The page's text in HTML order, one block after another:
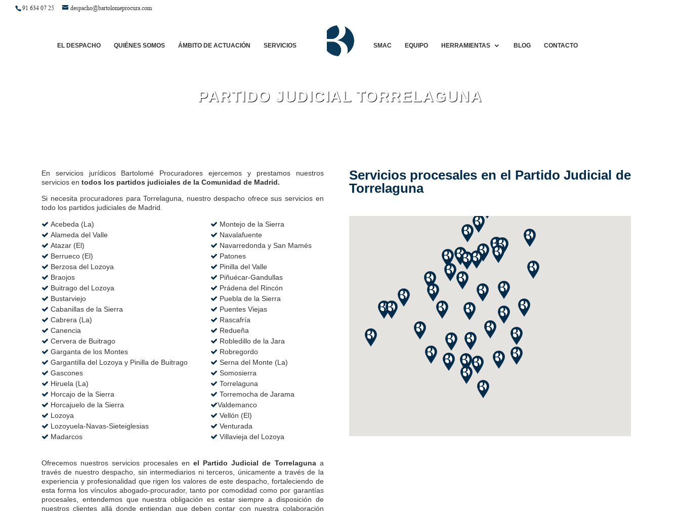
91 634 07 25 despacho@bartolomeprocura.com
EL DESPACHO QUIÉNES SOMOS ÁMBITO DE ACTUACIÓN SERVICIOS SMAC EQUIPO HERRAMIENTAS BLOG CONTACTO
PARTIDO JUDICIAL TORRELAGUNA
En servicios jurídicos Bartolomé Procuradores ejercemos y prestamos nuestros
servicios en todos los partidos judiciales de la Comunidad de Madrid.
Si necesita procuradores para Torrelaguna, nuestro despacho ofrece sus servicios en
todo los partidos judiciales de Madrid.
Acebeda (La)
Montejo de la Sierra
Alameda del Valle
Navalafuente
Atazar (El)
Navarredonda y San Mamés
Berrueco (El)
Patones
Berzosa del Lozoya
Pinilla del Valle
Braojos
Piñuécar-Gandullas
Buitrago del Lozoya
Prádena del Rincón
Bustarviejo
Puebla de la Sierra
Cabanillas de la Sierra
Puentes Viejas
Cabrera (La)
Rascafría
Canencia
Redueña
Cervera de Buitrago
Robledillo de la Jara
Garganta de los Montes
Robregordo
Gargantilla del Lozoya y Pinilla de Buitrago
Serna del Monte (La)
Gascones
Somosierra
Hiruela (La)
Torrelaguna
Horcajo de la Sierra
Torremocha de Jarama
Horcajuelo de la Sierra
Valdemanco
Lozoya
Vellón (El)
Lozoyuela-Navas-Sieteiglesias
Venturada
Madarcos
Villavieja del Lozoya
Ofrecemos nuestros servicios procesales enel Partido Judicial de Torrelagunaa
través de nuestro despacho, sin intermediarios ni terceros, únicamente a través de la
experiencia y profesionalidad que rigen los valores de este despacho, fortaleciendo de
esta forma los vínculos abogado-procurador, tanto por comodidad como por garantías
procesales, entendemos que nuestra obligación es estar siempre a disposición de
nuestros clientes allá donde entiendan que deben contar con nuestra colaboración
Servicios procesales en el Partido Judicial de
Torrelaguna